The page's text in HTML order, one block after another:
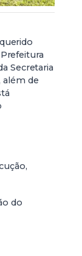
Secretaria
além de
do